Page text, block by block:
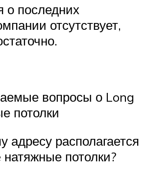
последних
отсутствует,
вопросы о Long
потолки
адресу располагается
потолки?